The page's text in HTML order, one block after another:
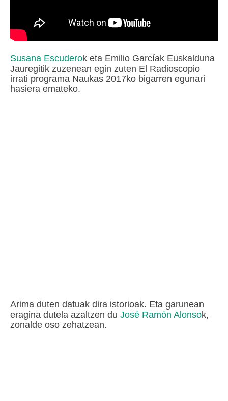
Susana Escuderok eta Emilio Garcíak Euskalduna
Jauregitik zuzenean egin zuten El Radioscopio
irrati programa Naukas 2017ko bigarren egunari
hasiera emateko.
Arima duten datuak dira istorioak. Eta garunean
eragina dutela azaltzen du José Ramón Alonsok,
zonalde oso zehatzean.